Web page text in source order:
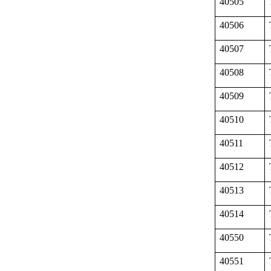
40506
40507
40508
40509
40510
40511
40512
40513
40514
40550
40551